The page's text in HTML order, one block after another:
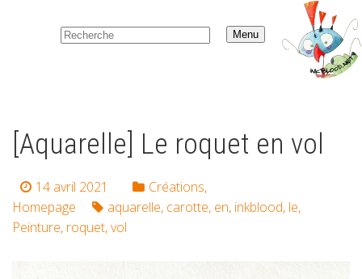
Menu
[Aquarelle] Le roquet en vol
14 avril 2021 Créations,
Homepage
aquarelle, carotte, en, inkblood, le,
Peinture, roquet,vol